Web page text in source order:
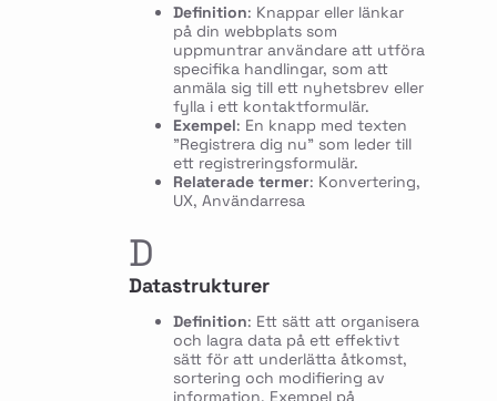
Definition: Knappar eller länkar
på din webbplats som
uppmuntrar användare att utföra
specifika handlingar, som att
anmäla sig till ett nyhetsbrev eller
fylla i ett kontaktformulär.
Exempel: En knapp med texten
"Registrera dig nu" som leder till
ett registreringsformulär.
Relaterade termer: Konvertering,
UX, Användarresa
D
Datastrukturer
Definition: Ett sätt att organisera
och lagra data på ett effektivt
sätt för att underlätta åtkomst,
sortering och modifiering av